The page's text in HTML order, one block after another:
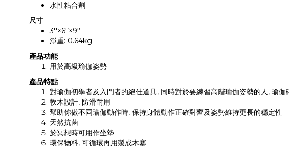
水性粘合劑
尺寸
3''×6‘’×9‘’
淨重: 0.64kg
產品功能
用於高級瑜伽姿勢
產品特點
對瑜伽初學者及入門者的絕佳道具, 同時對於要練習高階瑜伽姿勢的人, 瑜
軟木設計, 防滑耐用
幫助你做不同瑜伽動作時, 保持身體動作正確對齊及姿勢維持更長的穩定性
天然抗菌
於冥想時可用作坐墊
環保物料, 可循環再用製成木塞